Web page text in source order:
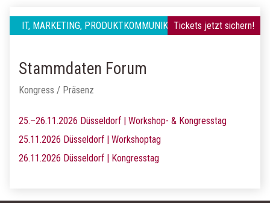
Tickets jetzt sichern!
IT, MARKETING, PRODUKTKOMMUNIKATION
Stammdaten Forum
Kongress / Präsenz
25.–26.11.2026 Düsseldorf | Workshop- & Kongresstag
25.11.2026 Düsseldorf | Workshoptag
26.11.2026 Düsseldorf | Kongresstag